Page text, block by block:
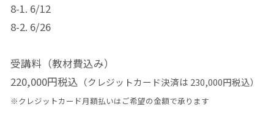
8-1. 6/12
8-2. 6/26
受講料（教材費込み）
220,000円税込 （クレジットカード決済は 230,000円税込）
※クレジットカード月額払いはご希望の金額で承ります